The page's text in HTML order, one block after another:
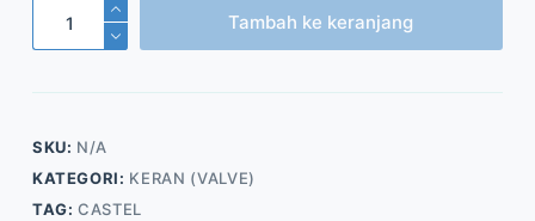
Hand
Tambah ke keranjang
SKU: N/A
KATEGORI: KERAN (VALVE)
TAG:CASTEL